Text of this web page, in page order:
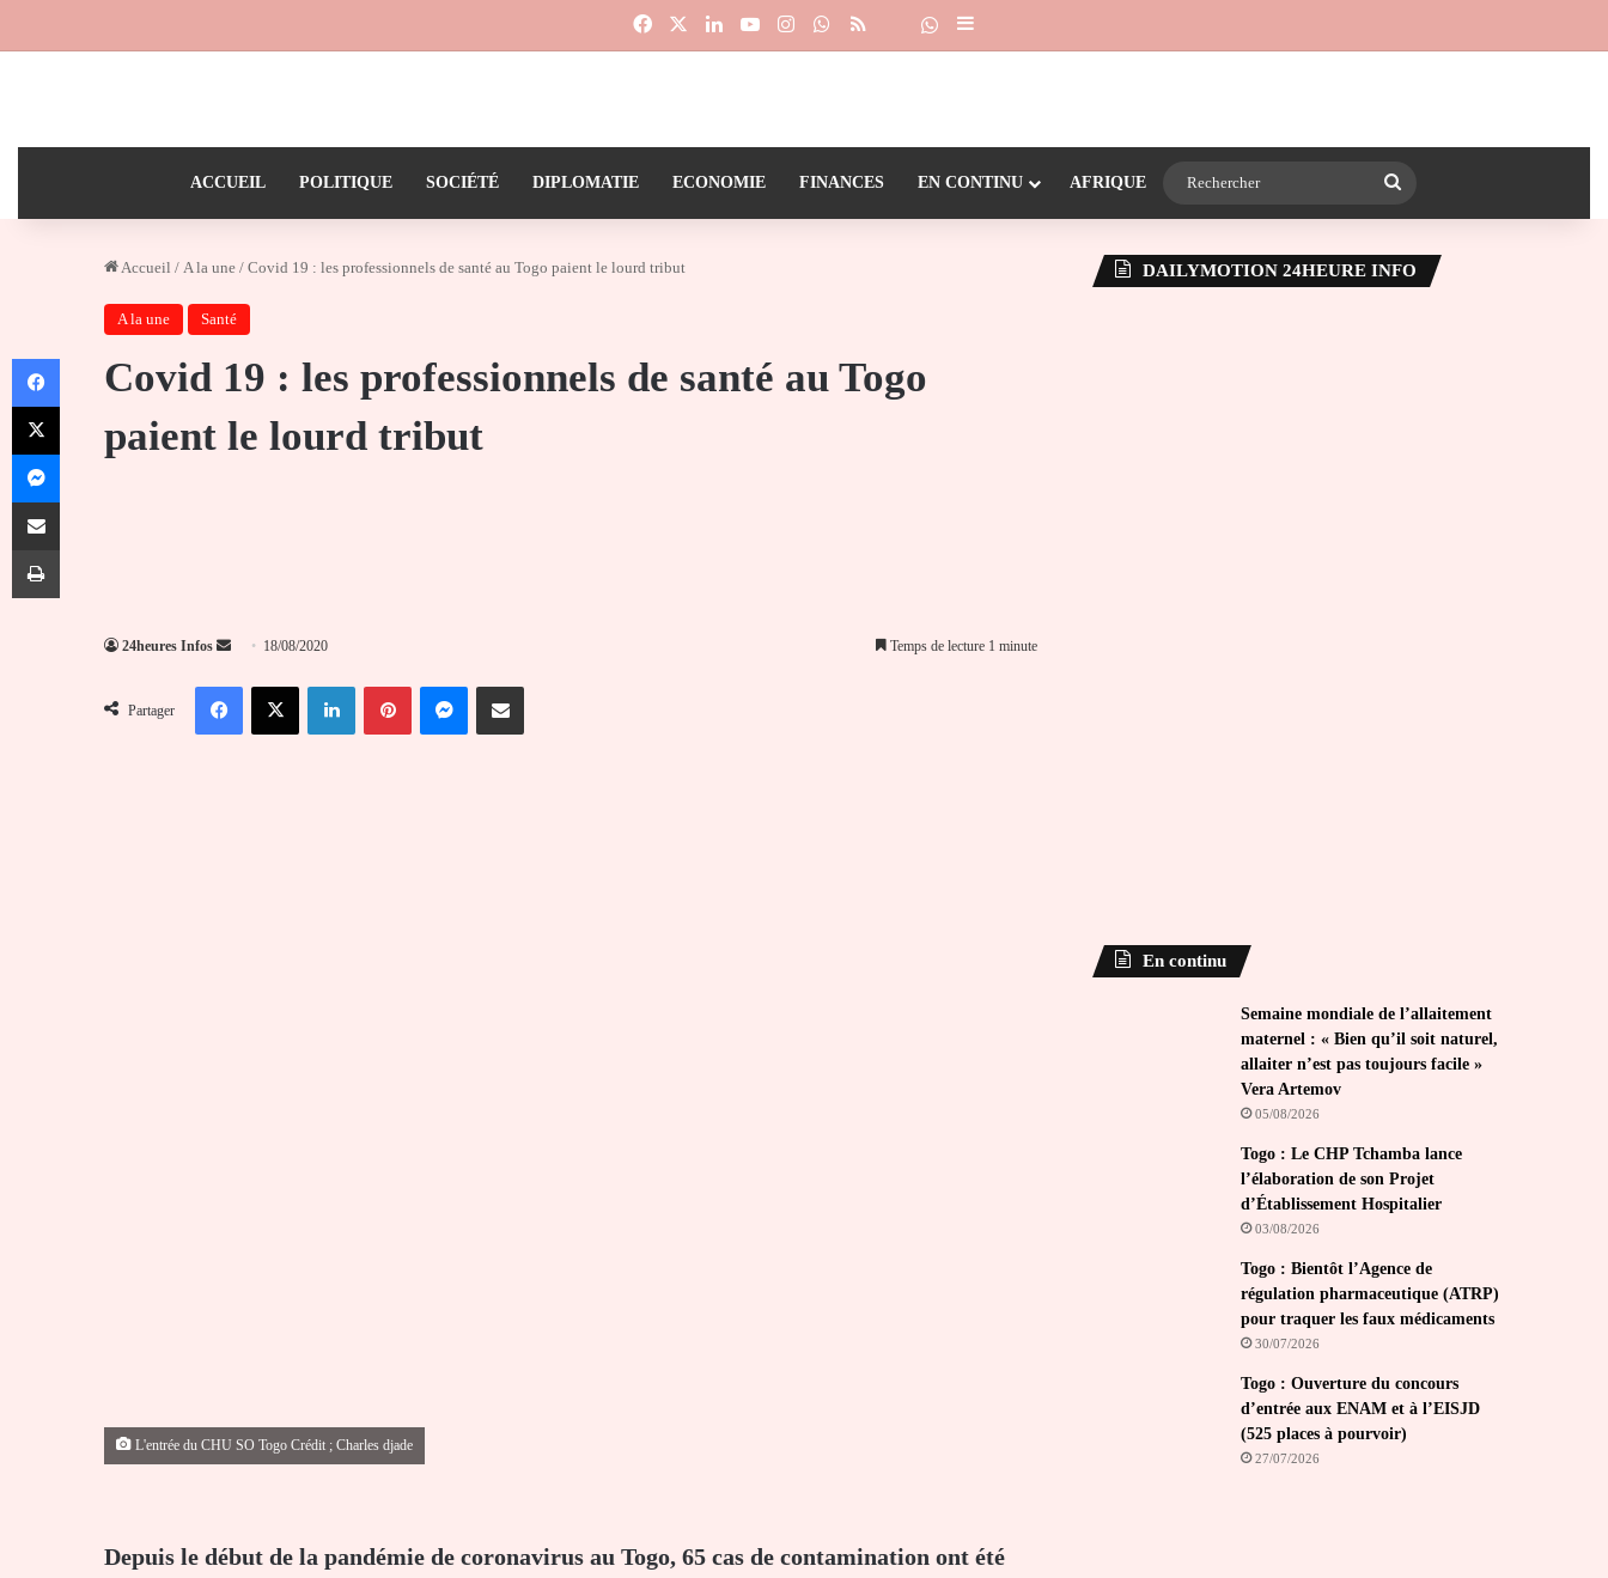
FacebookLinkedinYouTubeInstagramWhatsApp
RSS Dailymotion
Suivre la chaîne 24heureinfo sur WhatsApp
Sidebar (barre latérale)
ACCUEIL POLITIQUE SOCIÉTÉ DIPLOMATIE ECONOMIE FINANCES EN CONTINU AFRIQUE
Accueil / A la une / Covid 19 : les professionnels de santé au Togo paient le lourd tribut
A la une Santé
Covid 19 : les professionnels de santé au Togo
paient le lourd tribut
24heures Infos
Envoyer
courriel
18/08/2020 Temps de lecture 1 minute
Partager
FacebookX LinkedinPinterestMessengerPartager par email
L'entrée du CHU SO Togo Crédit ; Charles djade
Depuis le début de la pandémie de coronavirus au Togo, 65 cas de contamination ont été
DAILYMOTION 24HEURE INFO
En continu
Semaine mondiale de l’allaitement
maternel : « Bien qu’il soit naturel,
allaiter n’est pas toujours facile »
Vera Artemov
05/08/2026
Togo : Le CHP Tchamba lance
l’élaboration de son Projet
d’Établissement Hospitalier
03/08/2026
Togo : Bientôt l’Agence de
régulation pharmaceutique (ATRP)
pour traquer les faux médicaments
30/07/2026
Togo : Ouverture du concours
d’entrée aux ENAM et à l’EISJD
(525 places à pourvoir)
27/07/2026
Facebook
X
Messenger
Partager par email